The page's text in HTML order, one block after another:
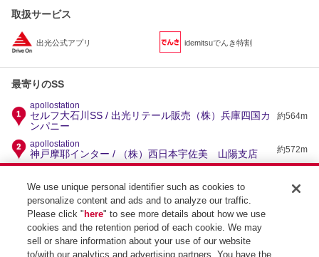
取扱サービス
出光公式アプリ idemitsuでんき特割
最寄りのSS
apollostation
セルフ大石川SS / 出光リテール販売（株）兵庫四国カ
ンパニー
約564m
apollostation
神戸摩耶インター / （株）西日本宇佐美 山陽支店 約572m
摩耶埠頭SS / 六光石油（株）
apollostation
脇浜SS / 内外礦油（株）
apollostation
セルフHAT神戸SS / 出光リテール販売（株）兵庫四国
カンパニー
We use unique personal identifier such as cookies to
personalize content and ads and to analyze our traffic.
Please click " here" to see more details about how we use
cookies and the retention period of each cookie. We may
sell or share information about your use of our website
to/with our analytics and advertising partners. You have the